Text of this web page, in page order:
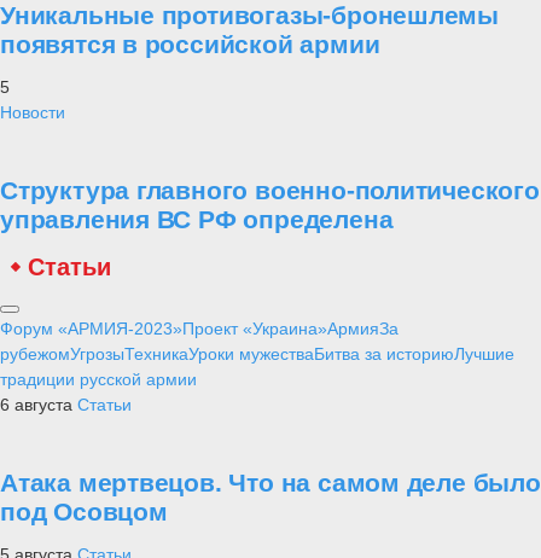
Уникальные противогазы-бронешлемы
появятся в российской армии
5
Новости
Структура главного военно-политического
управления ВС РФ определена
Статьи
Форум «АРМИЯ-2023»Проект «Украина»АрмияЗа
рубежомУгрозыТехникаУроки мужестваБитва за историюЛучшие
традиции русской армии
6 августа Статьи
Атака мертвецов. Что на самом деле было
под Осовцом